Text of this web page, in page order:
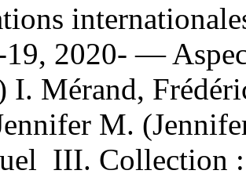
2020- —
I. Mérand,
M.
III. Collection